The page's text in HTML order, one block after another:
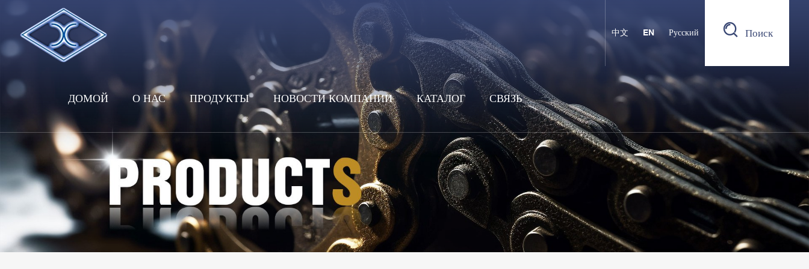
Поиск
中文 EN Русский
ДОМОЙ О НАС ПРОДУКТЫ НОВОСТИ КОМПАНИИ КАТАЛОГ СВЯЗЬ